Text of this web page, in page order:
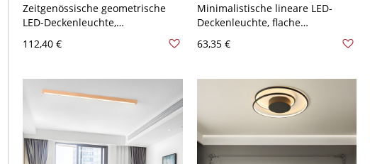
Zeitgenössische geometrische
LED-Deckenleuchte,
Ringarmatur für Schlafzimmer
Schwarz Weißlicht
112,40 €
Minimalistische lineare LED-
Deckenleuchte, flache
110V-120V 60,96 cm Warm
63,35 €